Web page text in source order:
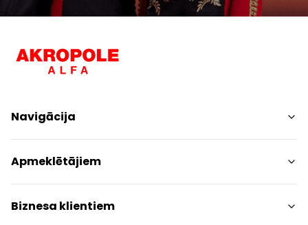
Navigācija
Iepirkšanās
Pakalpojumi
Izklaides
Restorāni
Apmeklētājiem
Centra plāns
Dzīvniekiem draudzīgs
Biznesa klientiem